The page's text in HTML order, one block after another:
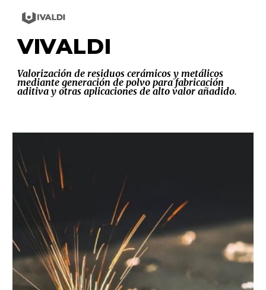
Skip to main content
VIVALDI
Valorización de residuos cerámicos y metálicos
mediante generación de polvo para fabricación
aditiva y otras aplicaciones de alto valor añadido.